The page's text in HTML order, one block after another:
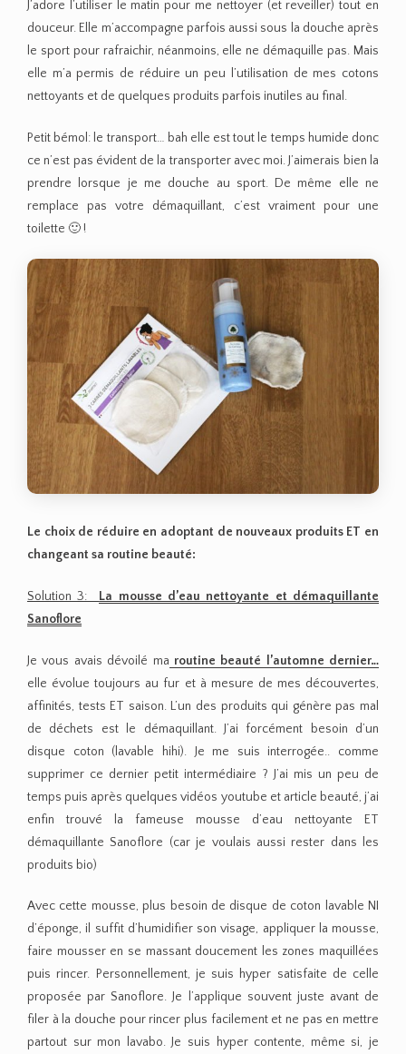
J’adore l’utiliser le matin pour me nettoyer (et reveiller) tout en
douceur. Elle m’accompagne parfois aussi sous la douche après
le sport pour rafraichir, néanmoins, elle ne démaquille pas. Mais
elle m’a permis de réduire un peu l’utilisation de mes cotons
nettoyants et de quelques produits parfois inutiles au final.
Petit bémol: le transport… bah elle est tout le temps humide donc
ce n’est pas évident de la transporter avec moi. J’aimerais bien la
prendre lorsque je me douche au sport. De même elle ne
remplace pas votre démaquillant, c’est vraiment pour une
toilette 🙂 !
Le choix de réduire en adoptant de nouveaux produits ET en
changeant sa routine beauté:
Solution 3:
La mousse d’eau nettoyante et démaquillante
Sanoflore
Je vous avais dévoilé ma routine beauté l’automne dernier…
elle évolue toujours au fur et à mesure de mes découvertes,
affinités, tests ET saison. L’un des produits qui génère pas mal
de déchets est le démaquillant. J’ai forcément besoin d’un
disque coton (lavable hihi). Je me suis interrogée.. comme
supprimer ce dernier petit intermédiaire ? J’ai mis un peu de
temps puis après quelques vidéos youtube et article beauté, j’ai
enfin trouvé la fameuse mousse d’eau nettoyante ET
démaquillante Sanoflore (car je voulais aussi rester dans les
produits bio)
Avec cette mousse, plus besoin de disque de coton lavable NI
d’éponge, il suffit d’humidifier son visage, appliquer la mousse,
faire mousser en se massant doucement les zones maquillées
puis rincer. Personnellement, je suis hyper satisfaite de celle
proposée par Sanoflore. Je l’applique souvent juste avant de
filer à la douche pour rincer plus facilement et ne pas en mettre
partout sur mon lavabo. Je suis hyper contente, même si, je